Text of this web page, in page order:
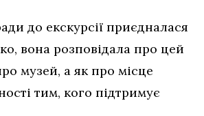
до екскурсії приєдналася
вона розповідала про цей
музей, а як про місце
тим, кого підтримує